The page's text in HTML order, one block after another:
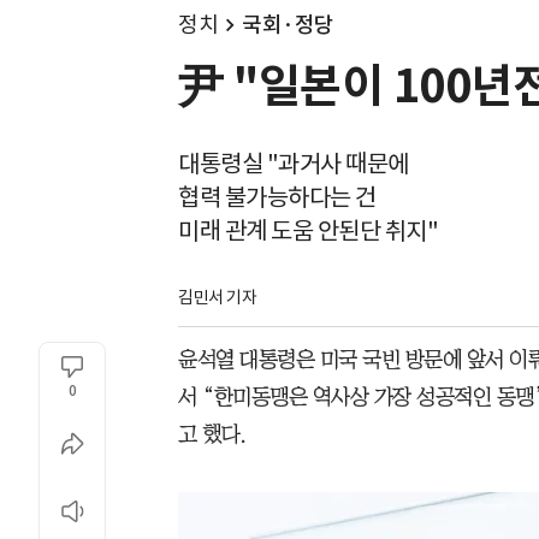
정치 국회·정당
尹 "일본이 100년
대통령실 "과거사 때문에
협력 불가능하다는 건
미래 관계 도움 안된단 취지"
김민서 기자
0
윤석열 대통령은 미국 국빈 방문에 앞서
서 “한미동맹은 역사상 가장 성공적인 동
고 했다.